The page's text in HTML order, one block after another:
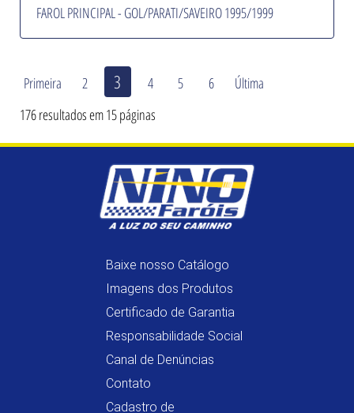
FAROL PRINCIPAL - GOL/PARATI/SAVEIRO 1995/1999
Primeira 2 3 4 5 6
Última
176 resultados em 15 páginas
Baixe nosso Catálogo
Imagens dos Produtos
Certificado de Garantia
Responsabilidade Social
Canal de Denúncias
Contato
Cadastro de